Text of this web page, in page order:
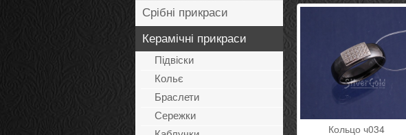
Срібні прикраси
Керамічні прикраси
Підвіски
Кольє
Браслети
Сережки
Кольцо ч034